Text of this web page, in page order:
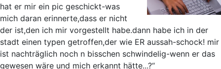
hat er mir ein pic geschickt-was
mich daran erinnerte,dass er nicht
der ist,den ich mir vorgestellt habe.dann habe ich in der
stadt einen typen getroffen,der wie ER aussah-schock! mir
ist nachträglich noch n bisschen schwindelig-wenn er das
gewesen wäre und mich erkannt hätte...?“